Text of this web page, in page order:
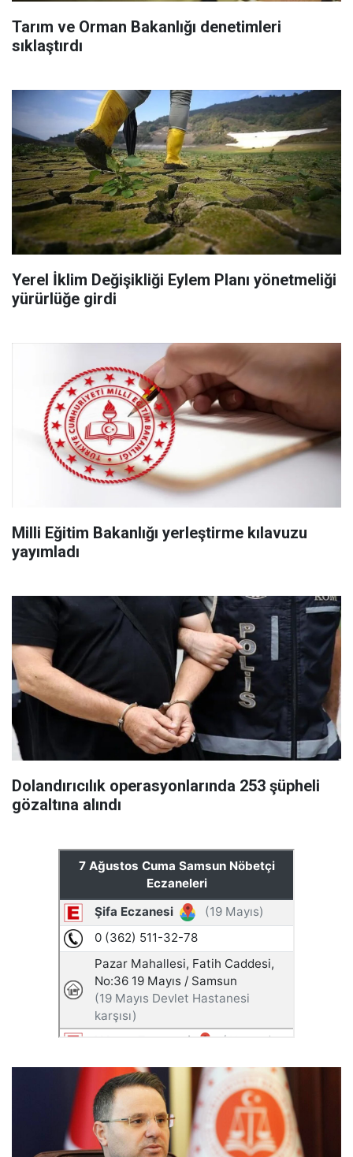
Tarım ve Orman Bakanlığı denetimleri
sıklaştırdı
Yerel İklim Değişikliği Eylem Planı yönetmeliği
yürürlüğe girdi
Milli Eğitim Bakanlığı yerleştirme kılavuzu
yayımladı
Dolandırıcılık operasyonlarında 253 şüpheli
gözaltına alındı